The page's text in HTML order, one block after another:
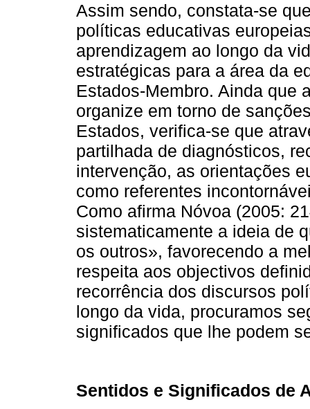
Assim sendo, constata-se
políticas educativas
aprendizagem ao longo da
estratégicas para a área da
Estados-Membro. Ainda que
organize em torno de
Estados, verifica-se que
partilhada de diagnósticos,
intervenção, as orientações
como referentes
Como afirma Nóvoa (2005:
sistematicamente a ideia de
os outros», favorecendo a
respeita aos objectivos
recorrência dos discursos
longo da vida, procuramos
significados que lhe podem
Sentidos e Significados de